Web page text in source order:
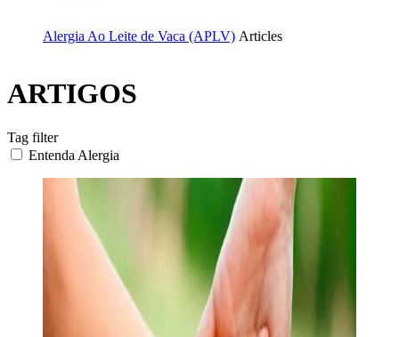
Alergia Ao Leite de Vaca (APLV) Articles
ARTIGOS
Tag filter
Entenda Alergia